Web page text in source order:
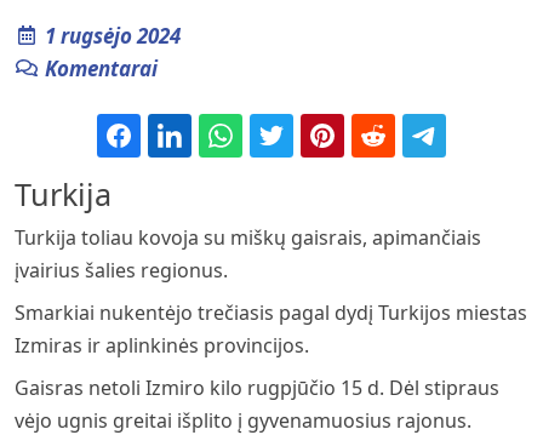
1 rugsėjo 2024
Komentarai
Turkija
Turkija toliau kovoja su miškų gaisrais, apimančiais
įvairius šalies regionus.
Smarkiai nukentėjo trečiasis pagal dydį Turkijos miestas
Izmiras ir aplinkinės provincijos.
Gaisras netoli Izmiro kilo rugpjūčio 15 d. Dėl stipraus
vėjo ugnis greitai išplito į gyvenamuosius rajonus.